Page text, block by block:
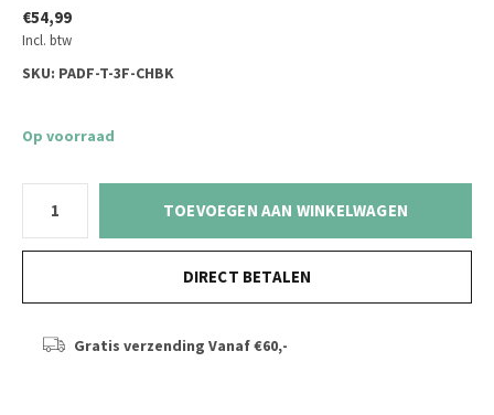
€54,99
Incl. btw
SKU: PADF-T-3F-CHBK
Op voorraad
TOEVOEGEN AAN WINKELWAGEN
DIRECT BETALEN
Gratis verzending Vanaf €60,-